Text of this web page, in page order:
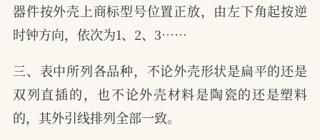
器件按外壳上商标型号位置正放，由左下角起按逆
时钟方向，依次为1、2、3……
三、表中所列各品种，不论外壳形状是扁平的还是
双列直插的，也不论外壳材料是陶瓷的还是塑料
的，其外引线排列全部一致。